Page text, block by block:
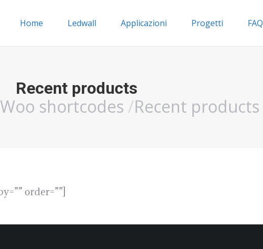
Home Ledwall Applicazioni Progetti FAQ
Recent products
Woo shortcodes Recent products
order=””]